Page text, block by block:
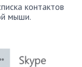
контактов
мыши.